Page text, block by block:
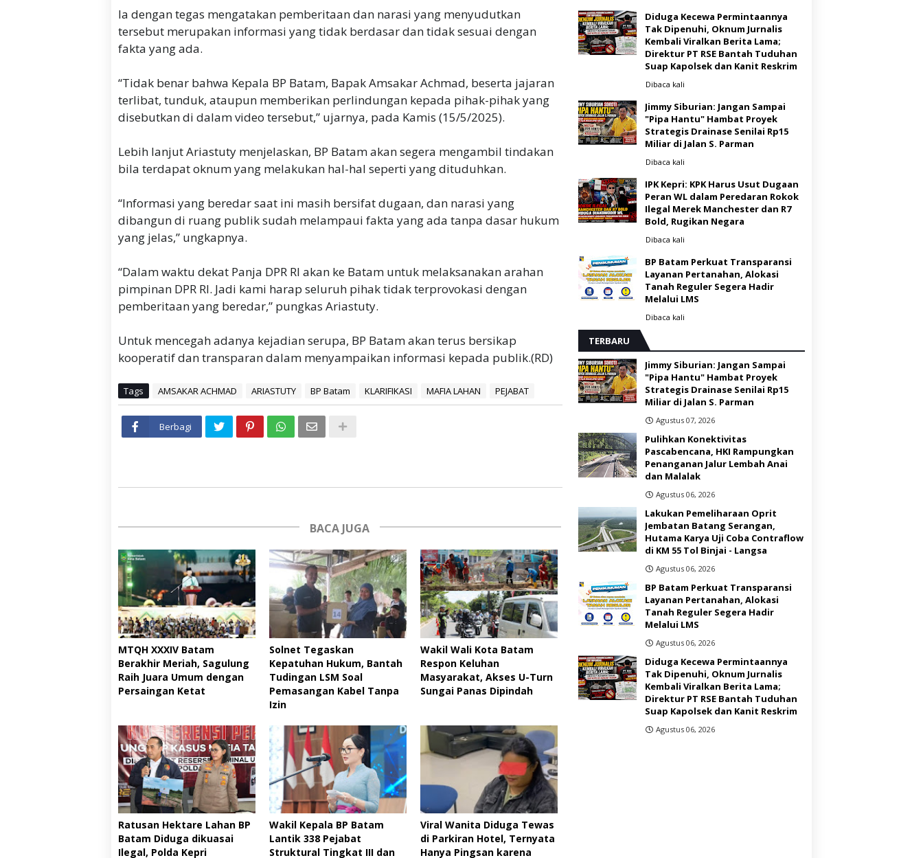
Ia dengan tegas mengatakan pemberitaan dan narasi yang menyudutkan
tersebut merupakan informasi yang tidak berdasar dan tidak sesuai dengan
fakta yang ada.
“Tidak benar bahwa Kepala BP Batam, Bapak Amsakar Achmad, beserta jajaran
terlibat, tunduk, ataupun memberikan perlindungan kepada pihak-pihak yang
disebutkan di dalam video tersebut,” ujarnya, pada Kamis (15/5/2025).
Lebih lanjut Ariastuty menjelaskan, BP Batam akan segera mengambil tindakan
bila terdapat oknum yang melakukan hal-hal seperti yang dituduhkan.
“Informasi yang beredar saat ini masih bersifat dugaan, dan narasi yang
dibangun di ruang publik sudah melampaui fakta yang ada tanpa dasar hukum
yang jelas,” ungkapnya.
“Dalam waktu dekat Panja DPR RI akan ke Batam untuk melaksanakan arahan
pimpinan DPR RI. Jadi kami harap seluruh pihak tidak terprovokasi dengan
pemberitaan yang beredar,” pungkas Ariastuty.
Untuk mencegah adanya kejadian serupa, BP Batam akan terus bersikap
kooperatif dan transparan dalam menyampaikan informasi kepada publik.(RD)
Tags AMSAKAR ACHMAD ARIASTUTY BP Batam KLARIFIKASI MAFIA LAHAN PEJABAT
Berbagi
BACA JUGA
MTQH XXXIV Batam
Berakhir Meriah, Sagulung
Raih Juara Umum dengan
Persaingan Ketat ‎
Solnet Tegaskan
Kepatuhan Hukum, Bantah
Tudingan LSM Soal
Pemasangan Kabel Tanpa
Izin
Wakil Wali Kota Batam
Respon Keluhan
Masyarakat, Akses U-Turn
Sungai Panas Dipindah ‎
Ratusan Hektare Lahan BP
Batam Diduga dikuasai
Ilegal, Polda Kepri
Wakil Kepala BP Batam
Lantik 338 Pejabat
Struktural Tingkat III dan
Viral Wanita Diduga Tewas
di Parkiran Hotel, Ternyata
Hanya Pingsan karena
Diduga Kecewa Permintaannya
Tak Dipenuhi, Oknum Jurnalis
Kembali Viralkan Berita Lama;
Direktur PT RSE Bantah Tuduhan
Suap Kapolsek dan Kanit Reskrim
Dibaca kali
Jimmy Siburian: Jangan Sampai
"Pipa Hantu" Hambat Proyek
Strategis Drainase Senilai Rp15
Miliar di Jalan S. Parman
Dibaca kali
IPK Kepri: KPK Harus Usut Dugaan
Peran WL dalam Peredaran Rokok
Ilegal Merek Manchester dan R7
Bold, Rugikan Negara
Dibaca kali
BP Batam Perkuat Transparansi
Layanan Pertanahan, Alokasi
Tanah Reguler Segera Hadir
Melalui LMS
Dibaca kali
TERBARU
Jimmy Siburian: Jangan Sampai
"Pipa Hantu" Hambat Proyek
Strategis Drainase Senilai Rp15
Miliar di Jalan S. Parman
Agustus 07, 2026
Pulihkan Konektivitas
Pascabencana, HKI Rampungkan
Penanganan Jalur Lembah Anai
dan Malalak
Agustus 06, 2026
Lakukan Pemeliharaan Oprit
Jembatan Batang Serangan,
Hutama Karya Uji Coba Contraflow
di KM 55 Tol Binjai - Langsa
Agustus 06, 2026
BP Batam Perkuat Transparansi
Layanan Pertanahan, Alokasi
Tanah Reguler Segera Hadir
Melalui LMS
Agustus 06, 2026
Diduga Kecewa Permintaannya
Tak Dipenuhi, Oknum Jurnalis
Kembali Viralkan Berita Lama;
Direktur PT RSE Bantah Tuduhan
Suap Kapolsek dan Kanit Reskrim
Agustus 06, 2026